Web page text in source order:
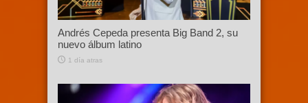
Andrés Cepeda presenta Big Band 2, su
nuevo álbum latino
1 día atras